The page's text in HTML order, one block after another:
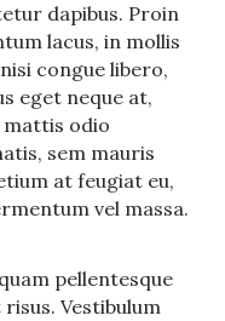
dapibus. Proin
lacus, in mollis
congue libero,
eget neque at,
mattis odio
sem mauris
at feugiat eu,
vel massa.
pellentesque
Vestibulum